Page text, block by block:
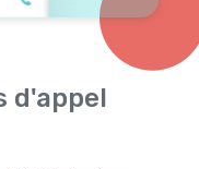
d'appel